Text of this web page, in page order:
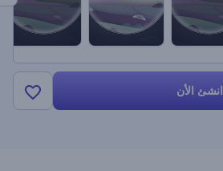
انشئ الأن